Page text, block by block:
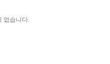
없습니다.